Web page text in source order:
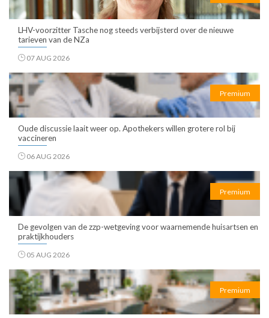
LHV-voorzitter Tasche nog steeds verbijsterd over de nieuwe
tarieven van de NZa
07 AUG 2026
Premium
Oude discussie laait weer op. Apothekers willen grotere rol bij
vaccineren
06 AUG 2026
Premium
De gevolgen van de zzp-wetgeving voor waarnemende huisartsen en
praktijkhouders
05 AUG 2026
Premium